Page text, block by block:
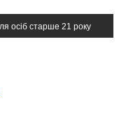
осіб старше 21 року